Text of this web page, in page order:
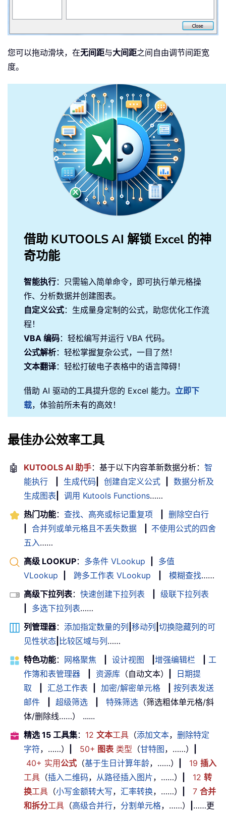
您可以拖动滑块，在无间距与大间距之间自由调节间距宽
度。
借助 KUTOOLS AI 解锁 Excel 的神
奇功能
智能执行：只需输入简单命令，即可执行单元格操
作、分析数据并创建图表。
自定义公式：生成量身定制的公式，助您优化工作流
程！
VBA 编码：轻松编写并运行 VBA 代码。
公式解析：轻松掌握复杂公式，一目了然！
文本翻译：轻松打破电子表格中的语言障碍！
借助 AI 驱动的工具提升您的 Excel 能力。 立即下
载，体验前所未有的高效！
最佳办公效率工具
🤖 KUTOOLS AI 助手：基于以下内容革新数据分析： 智
能执行
生成代码 创建自定义公式
数据分析及
生成图表
调用 Kutools Functions……
热门功能： 查找、高亮或标记重复项
删除空白行
合并列或单元格且不丢失数据
不使用公式的四舍
五入……
高级 LOOKUP： 多条件 VLookup
多值
VLookup
跨多工作表 VLookup 模糊查找……
高级下拉列表： 快速创建下拉列表
级联下拉列表
多选下拉列表……
列管理器： 添加指定数量的列 移动列 切换隐藏列的可
见性状态 比较区域与列 ……
特色功能： 网格聚焦 设计视图 增强编辑栏
工
作簿和表管理器
资源库 （自动文本）
日期提
取
汇总工作表 加密/解密单元格
按列表发送
邮件
超级筛选 特殊筛选 （筛选粗体单元格/斜
体/删除线……） ......
精选 15 工具集： 12 文本工具 （添加文本， 删除特定
字符，……） 50+ 图表类型 （甘特图 ，……）
40+ 实用公式 （基于生日计算年龄，……） 19 插入
工具 （插入二维码， 从路径插入图片，……） 12 转
换工具 （小写金额转大写， 汇率转换，……） 7 合并
和拆分工具 （高级合并行， 分割单元格，……）
……更